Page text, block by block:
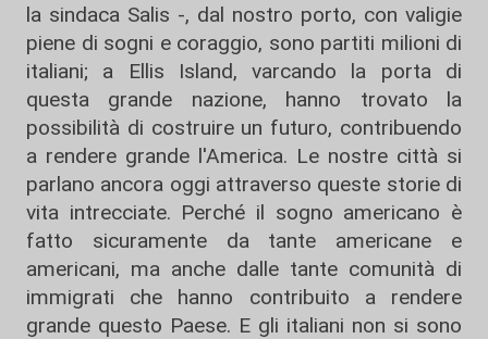
la sindaca Salis -, dal nostro porto, con valigie
piene di sogni e coraggio, sono partiti milioni di
italiani; a Ellis Island, varcando la porta di
questa grande nazione, hanno trovato la
possibilità di costruire un futuro, contribuendo
a rendere grande l'America. Le nostre città si
parlano ancora oggi attraverso queste storie di
vita intrecciate. Perché il sogno americano è
fatto sicuramente da tante americane e
americani, ma anche dalle tante comunità di
immigrati che hanno contribuito a rendere
grande questo Paese. E gli italiani non si sono